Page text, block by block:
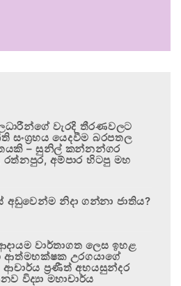
වැරදි තීරණවලට
සංග්‍රහය යෙදවීම බරපතල
– සුනිල් කන්නන්ගර
අම්පාර හිටපු මහ
නිදා ගන්නා ජාතිය?
වාර්තාගත ලෙස ඉහළ
ආත්මභක්ෂක උරගයාගේ
ආචාර්ය ප්‍රණීත් අභයසුන්දර
විද්‍යා මහාචාර්ය